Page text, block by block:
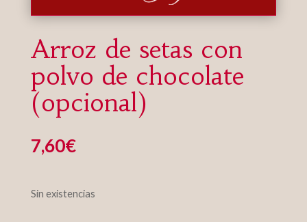
Arroz de setas con
polvo de chocolate
(opcional)
7,60€
Sin existencias